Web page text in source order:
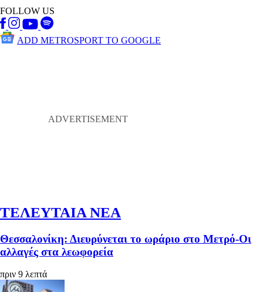
FOLLOW US
ADD METROSPORT TO GOOGLE
ΤΕΛΕΥΤΑΙΑ ΝΕΑ
Θεσσαλονίκη: Διευρύνεται το ωράριο στο Μετρό-Οι
αλλαγές στα λεωφορεία
πριν 9 λεπτά